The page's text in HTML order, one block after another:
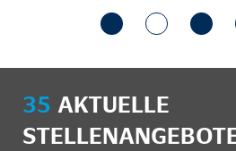
35 AKTUELLE